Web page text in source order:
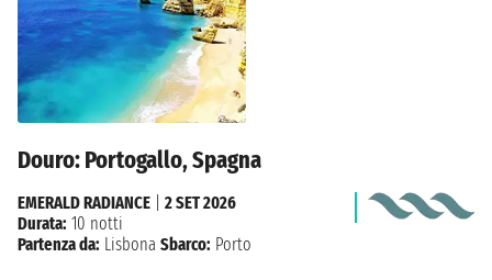
Douro: Portogallo, Spagna
EMERALD RADIANCE
2 SET 2026
Durata: 10 notti
Partenza da: Lisbona Sbarco: Porto